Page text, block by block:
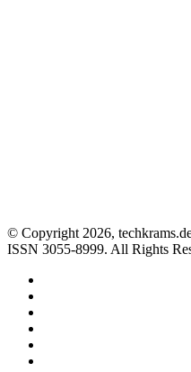
© Copyright 2026,
ISSN 3055-8999. All Rights